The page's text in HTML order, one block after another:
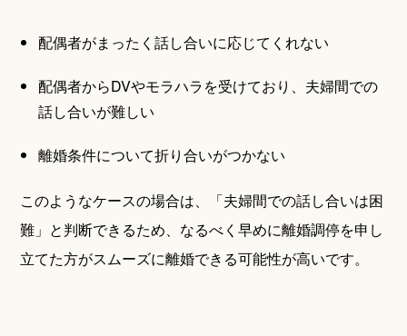
配偶者がまったく話し合いに応じてくれない
配偶者からDVやモラハラを受けており、夫婦間での
話し合いが難しい
離婚条件について折り合いがつかない
このようなケースの場合は、「夫婦間での話し合いは困
難」と判断できるため、なるべく早めに離婚調停を申し
立てた方がスムーズに離婚できる可能性が高いです。